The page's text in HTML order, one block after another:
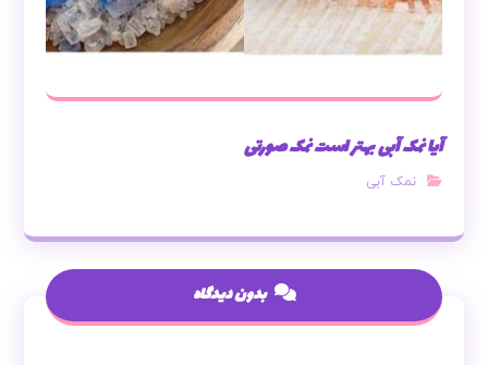
آیا نمک آبی بهتر است نمک صورتی
نمک آبی
بدون دیدگاه